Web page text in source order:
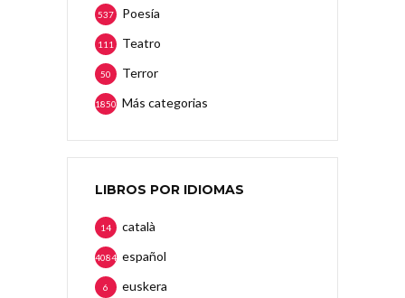
Poesía
537
Teatro
111
Terror
50
Más categorias
1850
LIBROS POR IDIOMAS
català
14
español
4084
euskera
6